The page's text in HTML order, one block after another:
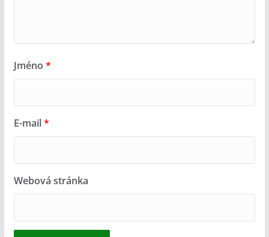
Jméno *
E-mail*
Webová stránka